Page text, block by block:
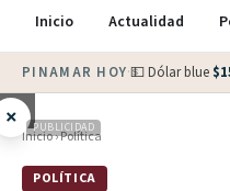
Inicio Actualidad
PINAMAR HOY·💵 Dólar blue $
× PUBLICIDAD
Inicio›Política
POLÍTICA